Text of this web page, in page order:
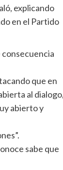
explicando
en el Partido
consecuencia
que en
al dialogo,
abierto y
sabe que